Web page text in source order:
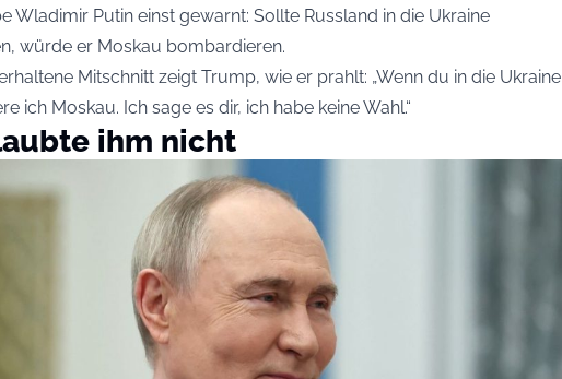
Wladimir Putin einst gewarnt: Sollte Russland in die Ukraine
würde er Moskau bombardieren.
Mitschnitt zeigt Trump, wie er prahlt: „Wenn du in die Ukraine
ich Moskau. Ich sage es dir, ich habe keine Wahl.“
ihm nicht